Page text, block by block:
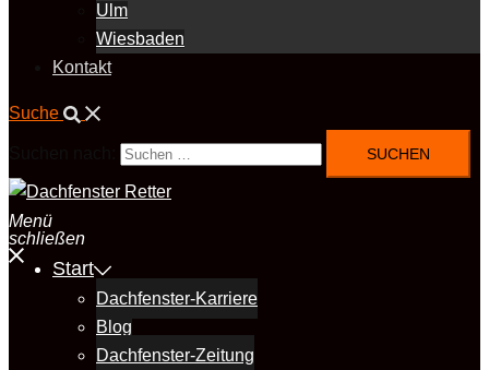
Ulm
Wiesbaden
Kontakt
Suche
Menü
schließen
Start
Dachfenster-Karriere
Blog
Dachfenster-Zeitung